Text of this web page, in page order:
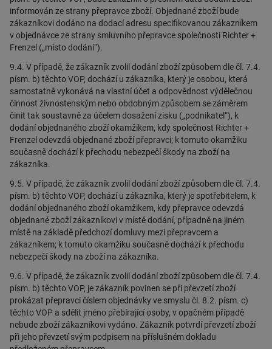
informován ze strany přepravce zboží. Objednané zboží bude
zákazníkovi dodáno na dodací adresu specifikovanou zákazníkem
v objednávce ze strany smluvního přepravce společnosti Richter +
Frenzel („místo dodání“).
9.4. V případě, že zákazník zvolil dodání zboží způsobem dle čl. 7.4.
písm. b) těchto VOP, dochází u zákazníka, který je osobou, která
samostatně vykonává na vlastní účet a odpovědnost výdělečnou
činnost živnostenským nebo obdobným způsobem se záměrem
činit tak soustavně za účelem dosažení zisku („podnikatel“), k
dodání objednaného zboží okamžikem, kdy společnost Richter +
Frenzel odevzdá objednané zboží přepravci; k tomuto okamžiku
současně dochází k přechodu nebezpečí škody na zboží na
zákazníka.
9.5. V případě, že zákazník zvolil dodání zboží způsobem dle čl. 7.4.
písm. b) těchto VOP, dochází u zákazníka, který je spotřebitelem, k
dodání objednaného zboží okamžikem, kdy přepravce odevzdá
objednané zboží zákazníkovi v místě dodání, případně na jiném
místě na základě předchozí domluvy mezi přepravcem a
zákazníkem; k tomuto okamžiku současně dochází k přechodu
nebezpečí škody na zboží na zákazníka.
9.6. V případě, že zákazník zvolil dodání zboží způsobem dle čl. 7.4.
písm. b) těchto VOP, je zákazník povinen se při převzetí zboží
prokázat přepravci číslem objednávky ve smyslu čl. 8.2. písm. c)
těchto VOP a sdělit jméno přebírající osoby, v opačném případě
nebude zboží zákazníkovi vydáno. Zákazník potvrdí převzetí zboží
při jeho převzetí svým podpisem na příslušném dokladu